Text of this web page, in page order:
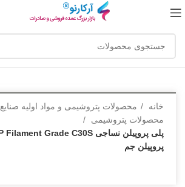
خانه
محصولات پتروشیمی و مواد اولیه صنایع
محصولات پتروشیمی
پروپیلن جم